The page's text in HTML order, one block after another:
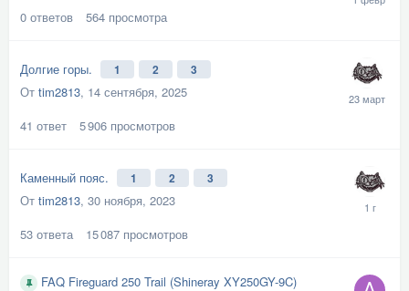
0 ответов 564 просмотра
Долгие горы. 1 2 3
От tim2813, 14 сентября, 2025
41 ответ 5 906 просмотров
Каменный пояс. 1 2 3
От tim2813, 30 ноября, 2023
53 ответа 15 087 просмотров
FAQ Fireguard 250 Trail (Shineray XY250GY-9C)